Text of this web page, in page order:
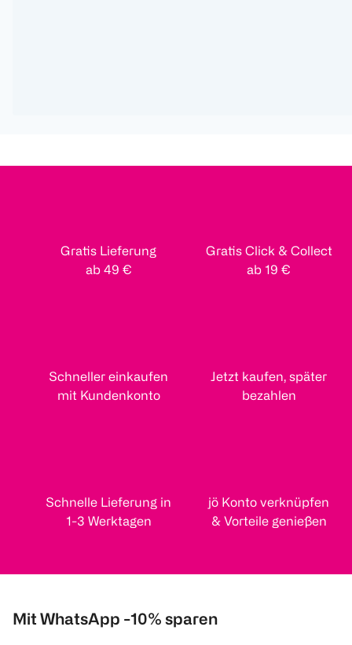
Gratis Lieferung
ab 49 €
Gratis Click & Collect
ab 19 €
Schneller einkaufen
mit Kundenkonto
Jetzt kaufen, später
bezahlen
Schnelle Lieferung in
1-3 Werktagen
jö Konto verknüpfen
& Vorteile genießen
Mit WhatsApp -10% sparen